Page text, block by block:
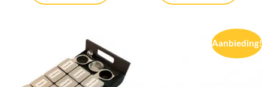
Aanbieding!